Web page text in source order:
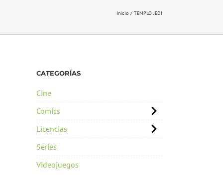
Inicio TEMPLO JEDI
CATEGORÍAS
Cine
Comics
Licencias
Series
Videojuegos